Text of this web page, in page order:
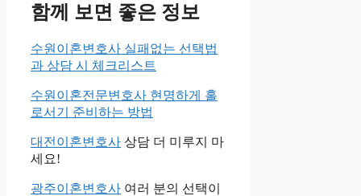
함께 보면 좋은 정보
수원이혼변호사 실패없는 선택법
과 상담 시 체크리스트
수원이혼전문변호사 현명하게 홀
로서기 준비하는 방법
대전이혼변호사 상담 더 미루지 마
세요!
광주이혼변호사 여러 분의 선택이